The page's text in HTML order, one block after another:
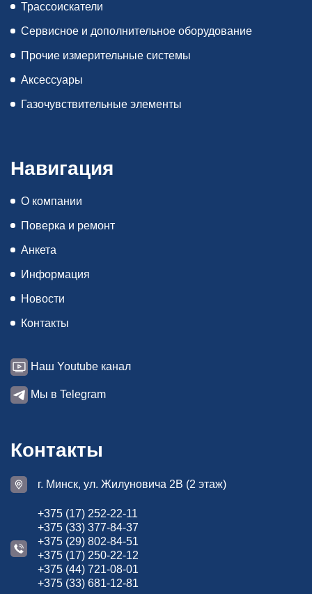
Трассоискатели
Сервисное и дополнительное оборудование
Прочие измерительные системы
Аксессуары
Газочувствительные элементы
Навигация
О компании
Поверка и ремонт
Анкета
Информация
Новости
Контакты
Наш Youtube канал
Мы в Telegram
Контакты
г. Минск, ул. Жилуновича 2В (2 этаж)
+375 (17) 252-22-11
+375 (33) 377-84-37
+375 (29) 802-84-51
+375 (17) 250-22-12
+375 (44) 721-08-01
+375 (33) 681-12-81